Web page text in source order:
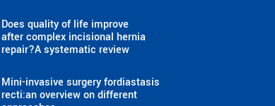
Does quality of life improve
after complex incisional hernia
repair?A systematic review
Mini-invasive surgery fordiastasis
recti:an overview on different